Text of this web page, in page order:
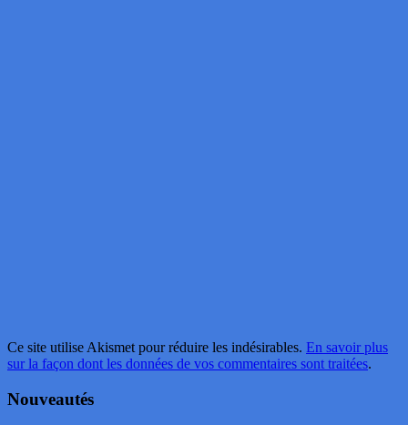
Ce site utilise Akismet pour réduire les indésirables. En savoir plus
sur la façon dont les données de vos commentaires sont traitées.
Nouveautés